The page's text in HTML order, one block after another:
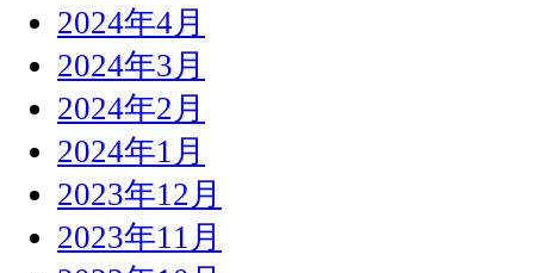
2024年4月
2024年3月
2024年2月
2024年1月
2023年12月
2023年11月